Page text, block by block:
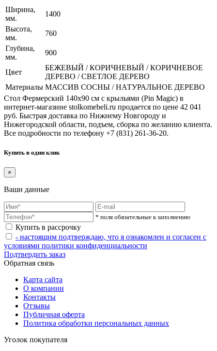
Ширина,
мм.
1400
Высота,
мм.
760
Глубина,
мм.
900
Цвет
БЕЖЕВЫЙ / КОРИЧНЕВЫЙ / КОРИЧНЕВОЕ
ДЕРЕВО / СВЕТЛОЕ ДЕРЕВО
Материалы МАССИВ СОСНЫ / НАТУРАЛЬНОЕ ДЕРЕВО
Стол Фермерский 140х90 см с крыльями (Pin Magic) в
интернет-магазине stolkomebeli.ru продается по цене 42 041
руб. Быстрая доставка по Нижнему Новгороду и
Нижегородской области, подъем, сборка по желанию клиента.
Все подробности по телефону +7 (831) 261-36-20.
Купить в один клик
×
Ваши данные
* поля обязательные к заполнению
Купить в рассрочку
- настоящим подтверждаю, что я ознакомлен и согласен с
условиями политики конфиденциальности
Подтвердить заказ
Обратная связь
Карта сайта
О компании
Контакты
Отзывы
Публичная оферта
Политика обработки персональных данных
Уголок покупателя